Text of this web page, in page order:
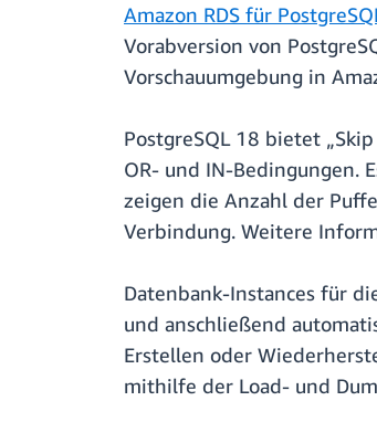
Amazon RDS für
Vorabversion von
Vorschauumgebung in
PostgreSQL 18 bietet
OR- und IN-Bedingungen.
zeigen die Anzahl der
Verbindung. Weitere
Datenbank-Instances für
und anschließend
Erstellen oder
mithilfe der Load- und